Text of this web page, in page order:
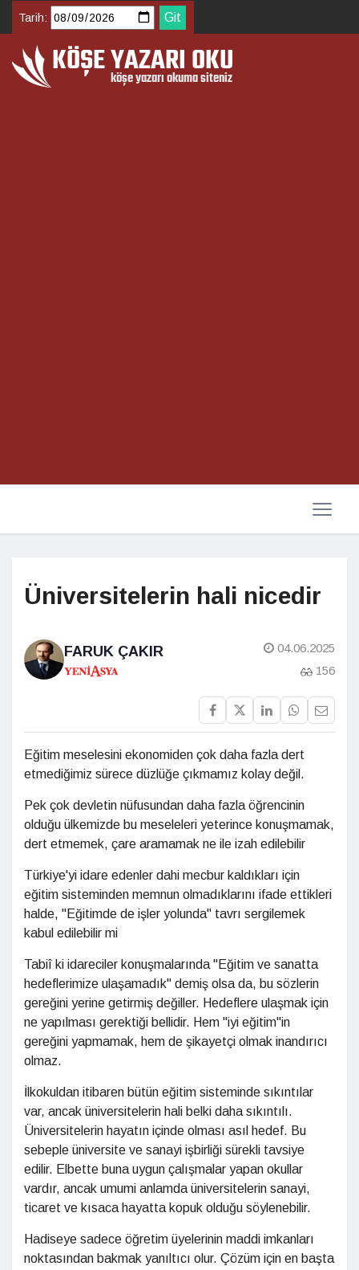
Tarih:
Üniversitelerin hali nicedir
FARUK ÇAKIR
04.06.2025
156
Eğitim meselesini ekonomiden çok daha fazla dert
etmediğimiz sürece düzlüğe çıkmamız kolay değil.
Pek çok devletin nüfusundan daha fazla öğrencinin
olduğu ülkemizde bu meseleleri yeterince konuşmamak,
dert etmemek, çare aramamak ne ile izah edilebilir
Türkiye'yi idare edenler dahi mecbur kaldıkları için
eğitim sisteminden memnun olmadıklarını ifade ettikleri
halde, "Eğitimde de işler yolunda" tavrı sergilemek
kabul edilebilir mi
Tabiî ki idareciler konuşmalarında "Eğitim ve sanatta
hedeflerimize ulaşamadık" demiş olsa da, bu sözlerin
gereğini yerine getirmiş değiller. Hedeflere ulaşmak için
ne yapılması gerektiği bellidir. Hem "iyi eğitim"in
gereğini yapmamak, hem de şikayetçi olmak inandırıcı
olmaz.
İlkokuldan itibaren bütün eğitim sisteminde sıkıntılar
var, ancak üniversitelerin hali belki daha sıkıntılı.
Üniversitelerin hayatın içinde olması asıl hedef. Bu
sebeple üniversite ve sanayi işbirliği sürekli tavsiye
edilir. Elbette buna uygun çalışmalar yapan okullar
vardır, ancak umumi anlamda üniversitelerin sanayi,
ticaret ve kısaca hayatta kopuk olduğu söylenebilir.
Hadiseye sadece öğretim üyelerinin maddi imkanları
noktasından bakmak yanıltıcı olur. Çözüm için en başta